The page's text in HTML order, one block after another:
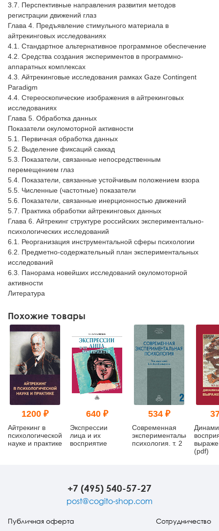
3.7. Перспективные направления развития методов
регистрации движений глаз
Глава 4. Предъявление стимульного материала в
айтрекинговых исследованиях
4.1. Стандартное альтернативное программное обеспечение
4.2. Средства создания экспериментов в программно-
аппаратных комплексах
4.3. Айтрекинговые исследования рамках Gaze Contingent
Paradigm
4.4. Стереоскопические изображения в айтрекинговых
исследованиях
Глава 5. Обработка данных
Показатели окуломоторной активности
5.1. Первичная обработка данных
5.2. Выделение фиксаций саккад
5.3. Показатели, связанные непосредственным
перемещением глаз
5.4. Показатели, связанные устойчивым положением взора
5.5. Численные (частотные) показатели
5.6. Показатели, связанные инерционностью движений
5.7. Практика обработки айтрекинговых данных
Глава 6. Айтрекинг структуре российских экспериментально-
психологических исследований
6.1. Реорганизация инструментальной сферы психологии
6.2. Предметно-содержательный план экспериментальных
исследований
6.3. Панорама новейших исследований окуломоторной
активности
Литература
Похожие товары
1200 ₽
Айтрекинг в
психологической
науке и практике
640 ₽
Экспрессии
лица и их
восприятие
534 ₽
Современная
экспериментальная
психология. т. 2
(pdf)
+7 (495) 540-57-27
post@cogito-shop.com
Публичная оферта Сотрудничество